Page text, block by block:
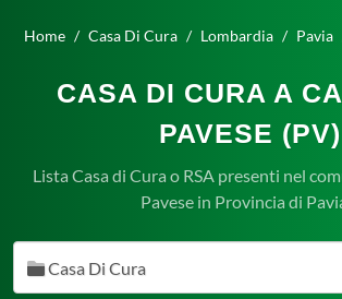
Home Casa Di Cura Lombardia Pavia
CASA DI CURA A
PAVESE (PV)
Lista Casa di Cura o RSA presenti nel
Pavese in Provincia di
Casa Di Cura